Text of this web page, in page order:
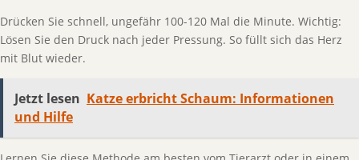
Drücken Sie schnell, ungefähr 100-120 Mal die Minute. Wichtig:
Lösen Sie den Druck nach jeder Pressung. So füllt sich das Herz
mit Blut wieder.
Jetzt lesen Katze erbricht Schaum: Informationen
und Hilfe